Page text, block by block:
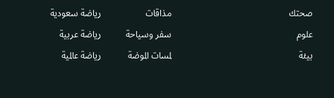
صحتك
علوم
بيئة
مذاقات
سفر وسياحة
لمسات الموضة
رياضة سعودية
رياضة عربية
رياضة عالمية